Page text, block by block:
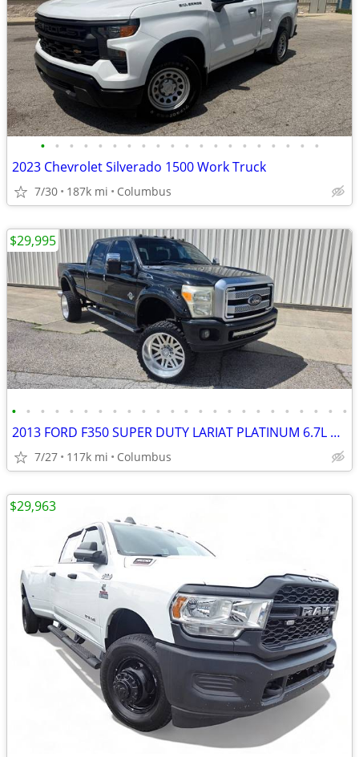
• • • • • • • • • • • • • • • • • • • •
2023 Chevrolet Silverado 1500 Work Truck
7/30 187k mi Columbus
• • • • • • • • • • • • • • • • • • • • • • • •
2013 FORD F350 SUPER DUTY LARIAT PLATINUM 6.7L Diesel Truck
7/27 117k mi Columbus
$29,995
$29,963